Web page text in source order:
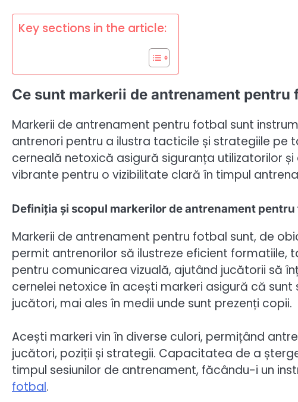
Key sections in the article:
Ce sunt markerii de antrenament
Markerii de antrenament pentru fotbal sunt
antrenori pentru a ilustra tacticile și strategiile pe
cerneală netoxică asigură siguranța utilizatorilor
vibrante pentru o vizibilitate clară în timpul
Definiția și scopul markerilor de antrenament pentru
Markerii de antrenament pentru fotbal sunt, de
permit antrenorilor să ilustreze eficient formatiile,
pentru comunicarea vizuală, ajutând jucătorii să
cernelei netoxice în acești markeri asigură că
jucători, mai ales în medii unde sunt prezenți copii.
Acești markeri vin în diverse culori, permițând
jucători, poziții și strategii. Capacitatea de a
timpul sesiunilor de antrenament, făcându-i un
fotbal.